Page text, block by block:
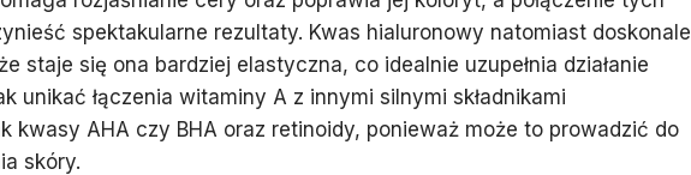
spektakularne rezultaty. Kwas hialuronowy natomiast doskonale
staje się ona bardziej elastyczna, co idealnie uzupełnia działanie
unikać łączenia witaminy A z innymi silnymi składnikami
kwasy AHA czy BHA oraz retinoidy, ponieważ może to prowadzić do
skóry.